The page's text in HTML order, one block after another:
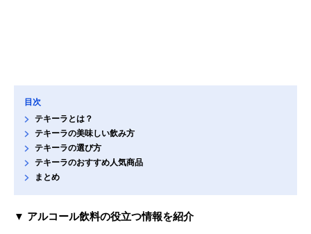
目次
テキーラとは？
テキーラの美味しい飲み方
テキーラの選び方
テキーラのおすすめ人気商品
まとめ
▼ アルコール飲料の役立つ情報を紹介